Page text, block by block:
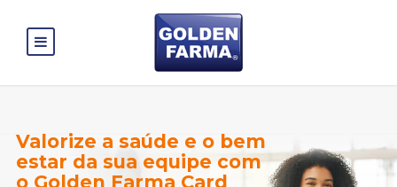
Valorize a saúde e o bem
estar da sua equipe com
o Golden Farma Card